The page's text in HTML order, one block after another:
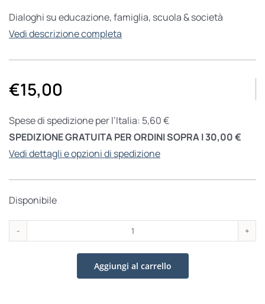
Dialoghi su educazione, famiglia, scuola & società
Vedi descrizione completa
€15,00
Spese di spedizione per l’Italia: 5,60 €
SPEDIZIONE GRATUITA PER ORDINI SOPRA I 30,00 €
Vedi dettagli e opzioni di spedizione
Disponibile
Figli,
rischi
&
Aggiungi al carrello